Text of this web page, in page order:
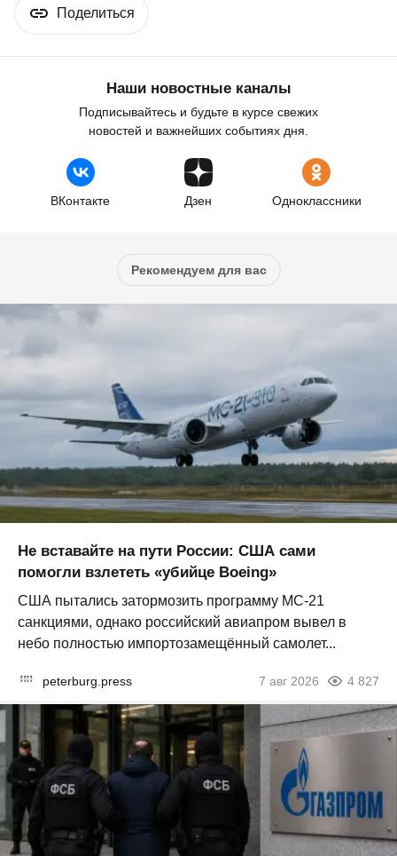
Поделиться
Наши новостные каналы
Подписывайтесь и будьте в курсе свежих
новостей и важнейших событиях дня.
ВКонтакте Дзен Одноклассники
Рекомендуем для вас
Не вставайте на пути России: США сами
помогли взлететь «убийце Boeing»
США пытались затормозить программу МС-21
санкциями, однако российский авиапром вывел в
небо полностью импортозамещённый самолет...
peterburg.press 7 авг 2026 4 827